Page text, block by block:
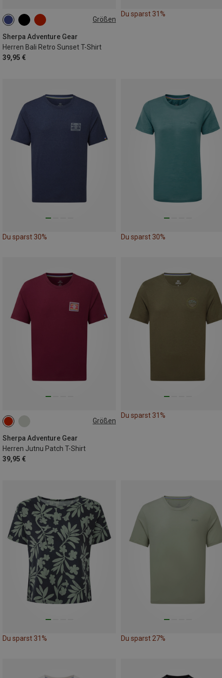
Größen
Sherpa Adventure Gear
Herren Bali Retro Sunset T-Shirt
39,95 €
S M
Du sparst 31%
Du sparst 30% Du sparst 30%
Größen
Sherpa Adventure Gear
Herren Jutnu Patch T-Shirt
39,95 €
S M
Du sparst 31%
Du sparst 31% Du sparst 27%